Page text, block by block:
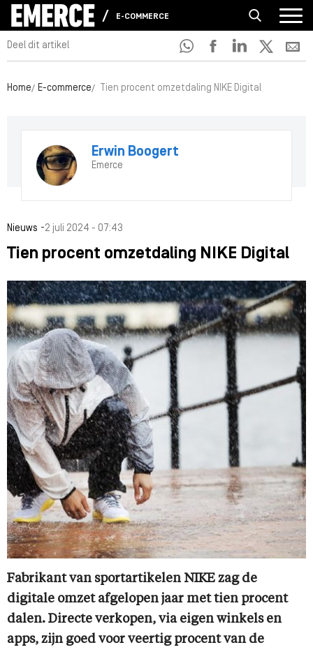
E-COMMERCE
Deel dit artikel
Home E-commerce Tien procent omzetdaling NIKE Digital
Erwin Boogert
Emerce
Nieuws -2 juli 2024 - 07:43
Tien procent omzetdaling NIKE Digital
Fabrikant van sportartikelen NIKE zag de
digitale omzet afgelopen jaar met tien procent
dalen. Directe verkopen, via eigen winkels en
apps, zijn goed voor veertig procent van de